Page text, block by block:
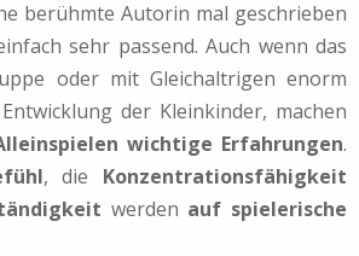
berühmte Autorin mal geschrieben
sehr passend. Auch wenn das
oder mit Gleichaltrigen enorm
der Kleinkinder, machen
wichtige Erfahrungen.
, die Konzentrationsfähigkeit
werden auf spielerische